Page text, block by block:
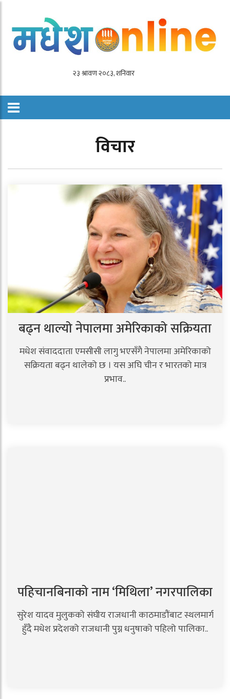
विचार
बढ्न थाल्यो नेपालमा अमेरिकाको सक्रियता
मधेश संवाददाता एमसीसी लागु भएसँगै नेपालमा अमेरिकाको
सक्रियता बढ्न थालेको छ । यस अघि चीन र भारतको मात्र
प्रभाव..
पहिचानबिनाको नाम ‘मिथिला’ नगरपालिका
सुरेश यादव मुलुकको संघीय राजधानी काठमाडौंबाट स्थलमार्ग
हुँदै मधेश प्रदेशको राजधानी पुग्न धनुषाको पहिलो पालिका..